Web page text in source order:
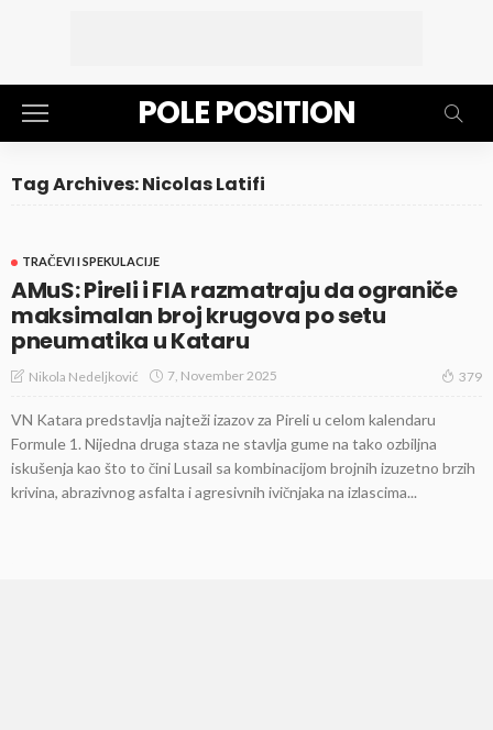
POLE POSITION
Tag Archives: Nicolas Latifi
TRAČEVI I SPEKULACIJE
AMuS: Pireli i FIA razmatraju da ograniče
maksimalan broj krugova po setu
pneumatika u Kataru
Nikola Nedeljković 7, November 2025 379
VN Katara predstavlja najteži izazov za Pireli u celom kalendaru
Formule 1. Nijedna druga staza ne stavlja gume na tako ozbiljna
iskušenja kao što to čini Lusail sa kombinacijom brojnih izuzetno brzih
krivina, abrazivnog asfalta i agresivnih ivičnjaka na izlascima...